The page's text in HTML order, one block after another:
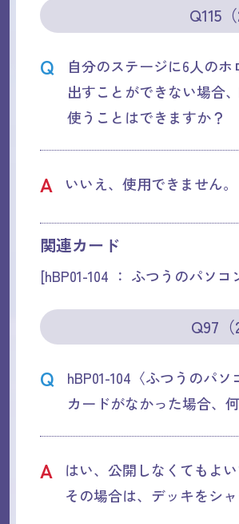
Q115
Q
自分のステージに6人の
出すことができない場合
使うことはできますか？
A いいえ、使用できません。
関連カード
[hBP01-104 ： ふつうのパソコ
Q97（
Q
hBP01-104〈ふつうのパ
カードがなかった場合、
A
はい、公開しなくてもよい
その場合は、デッキをシ